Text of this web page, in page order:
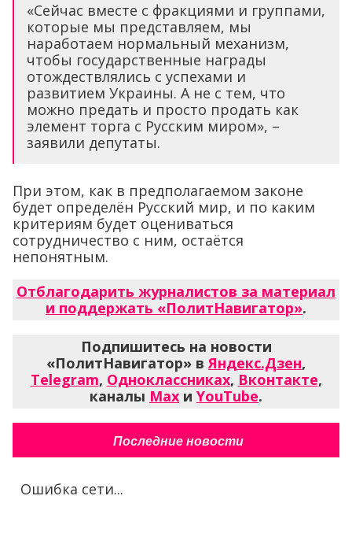
«Сейчас вместе с фракциями и группами,
которые мы представляем, мы
наработаем нормальный механизм,
чтобы государственные награды
отождествлялись с успехами и
развитием Украины. А не с тем, что
можно предать и просто продать как
элемент торга с Русским миром», –
заявили депутаты.
При этом, как в предполагаемом законе
будет определён Русский мир, и по каким
критериям будет оцениваться
сотрудничество с ним, остаётся
непонятным.
Отблагодарить журналистов за материал
и поддержать «ПолитНавигатор».
Подпишитесь на новости
«ПолитНавигатор» вЯндекс.Дзен,
Telegram, Одноклассниках, Вконтакте,
каналы Max и YouTube.
Последние новости
Ошибка сети...